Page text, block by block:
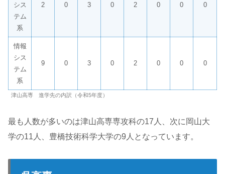
シス
テム
系
2 0 3 0 2 0 0 0
情報
シス
テム
系
9 0 3 0 2 0 0 0
津山高専 進学先の内訳（令和5年度）
最も人数が多いのは津山高専専攻科の17人、次に岡山大
学の11人、豊橋技術科学大学の9人となっています。